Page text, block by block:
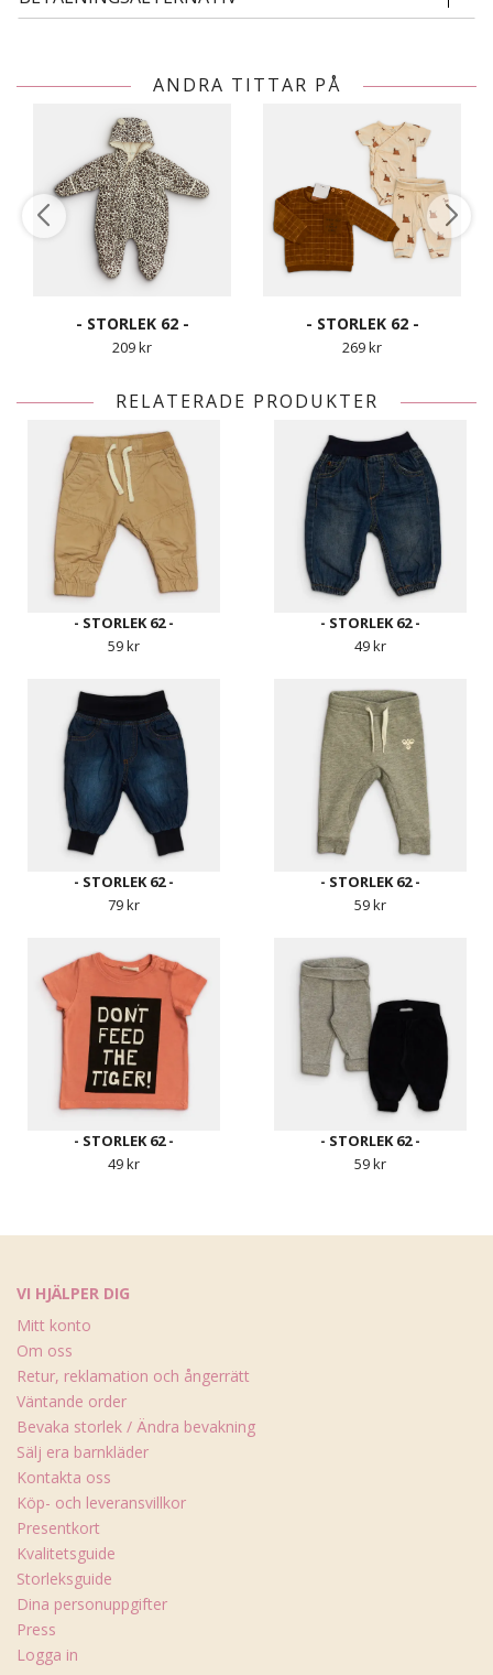
ANDRA TITTAR PÅ
- STORLEK 62 -
209 kr
- STORLEK 62 -
269 kr
RELATERADE PRODUKTER
- STORLEK 62 -
59 kr
- STORLEK 62 -
49 kr
- STORLEK 62 -
79 kr
- STORLEK 62 -
59 kr
- STORLEK 62 -
49 kr
- STORLEK 62 -
59 kr
VI HJÄLPER DIG
Mitt konto
Om oss
Retur, reklamation och ångerrätt
Väntande order
Bevaka storlek / Ändra bevakning
Sälj era barnkläder
Kontakta oss
Köp- och leveransvillkor
Presentkort
Kvalitetsguide
Storleksguide
Dina personuppgifter
Press
Logga in